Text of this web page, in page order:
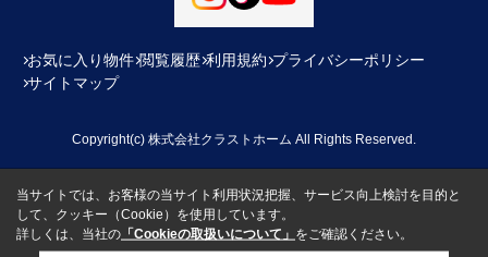
お気に入り物件 閲覧履歴 利用規約 プライバシーポリシー
サイトマップ
Copyright(c) 株式会社クラストホーム All Rights Reserved.
当サイトでは、お客様の当サイト利用状況把握、サービス向上検討を目的と
して、クッキー（Cookie）を使用しています。
詳しくは、当社の 「Cookieの取扱いについて」 をご確認ください。